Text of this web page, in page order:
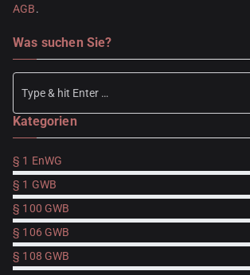
AGB.
Was suchen Sie?
Kategorien
§ 1 EnWG
§ 1 GWB
§ 100 GWB
§ 106 GWB
§ 108 GWB